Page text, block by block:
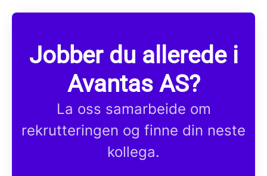
Jobber du allerede i
Avantas AS?
La oss samarbeide om
rekrutteringen og finne din neste
kollega.